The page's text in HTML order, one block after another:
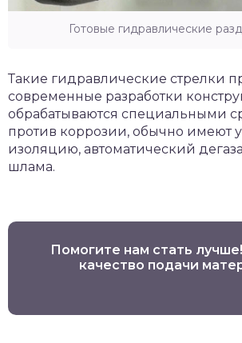
Готовые гидравлические
Такие гидравлические стрелки
современные разработки
обрабатываются специальными
против коррозии, обычно имеют
изоляцию, автоматический
шлама.
Помогите нам стать
качество подачи